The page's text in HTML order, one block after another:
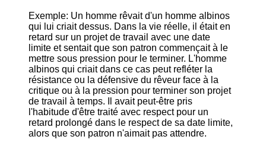
Exemple: Un homme rêvait d'un homme albinos
qui lui criait dessus. Dans la vie réelle, il était en
retard sur un projet de travail avec une date
limite et sentait que son patron commençait à le
mettre sous pression pour le terminer. L'homme
albinos qui criait dans ce cas peut refléter la
résistance ou la défensive du rêveur face à la
critique ou à la pression pour terminer son projet
de travail à temps. Il avait peut-être pris
l'habitude d'être traité avec respect pour un
retard prolongé dans le respect de sa date limite,
alors que son patron n'aimait pas attendre.